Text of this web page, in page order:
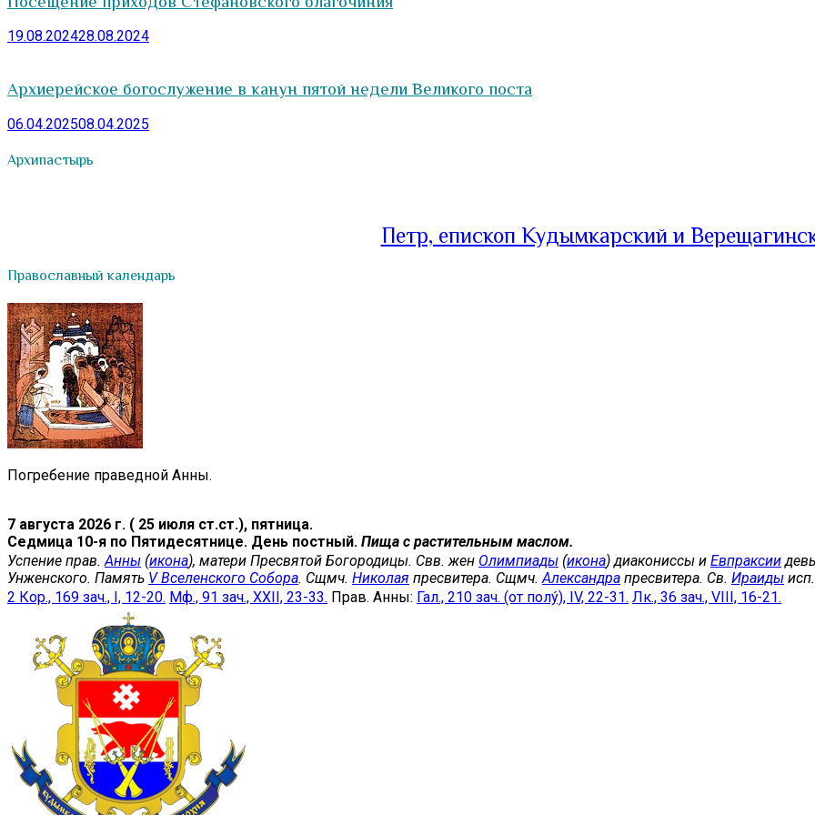
19.08.202428.08.2024
Архиерейское богослужение в канун пятой недели Великого поста
06.04.202508.04.2025
Архипастырь
Петр, епископ Кудымкарский и
Православный календарь
Погребение праведной Анны.
7 августа 2026 г. ( 25 июля ст.ст.), пятница.
Седмица 10-я по Пятидесятнице. День постный. Пища с растительным маслом.
Успение прав. Анны (икона), матери Пресвятой Богородицы. Свв. жен Олимпиады (икона) диакониссы и Евпраксии
Унженского. Память V Вселенского Собора. Сщмч. Николая пресвитера. Сщмч. Александра пресвитера. Св. Ираиды исп.
2 Кор., 169 зач., I, 12-20. Мф., 91 зач., XXII, 23-33. Прав. Анны: Гал., 210 зач. (от полу́), IV, 22-31. Лк., 36 зач., VIII, 16-21.